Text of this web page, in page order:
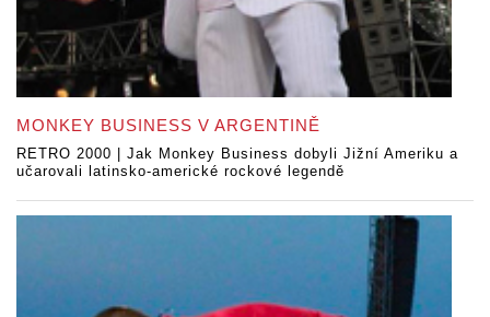
MONKEY BUSINESS V ARGENTINĚ
RETRO 2000 | Jak Monkey Business dobyli Jižní Ameriku a
učarovali latinsko-americké rockové legendě